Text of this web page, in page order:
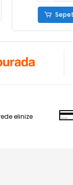
elinize